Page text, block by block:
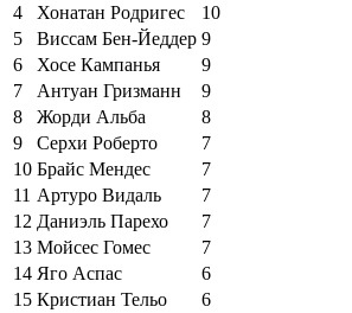
4
Хонатан Родригес
10
5
Виссам Бен-Йеддер 9
6
Хосе Кампанья
9
7
Антуан Гризманн
9
8
Жорди Альба
8
9
Серхи Роберто
7
10 Брайс Мендес
7
11 Артуро Видаль
7
12 Даниэль Парехо
7
13 Мойсес Гомес
7
14 Яго Аспас
6
15 Кристиан Тельо 6